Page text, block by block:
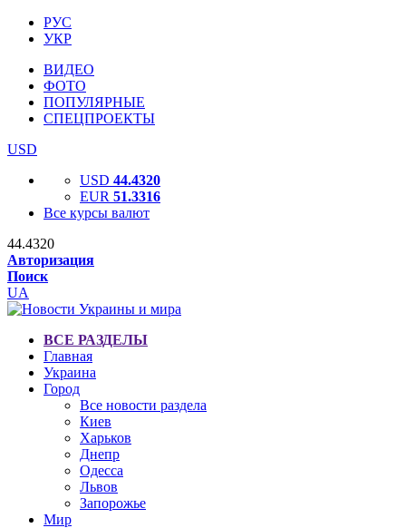
РУС
УКР
ВИДЕО
ФОТО
ПОПУЛЯРНЫЕ
СПЕЦПРОЕКТЫ
USD
USD 44.4320
EUR 51.3316
Все курсы валют
44.4320
Авторизация
Поиск
UA
ВСЕ РАЗДЕЛЫ
Главная
Украина
Город
Все новости раздела
Киев
Харьков
Днепр
Одесса
Львов
Запорожье
Мир